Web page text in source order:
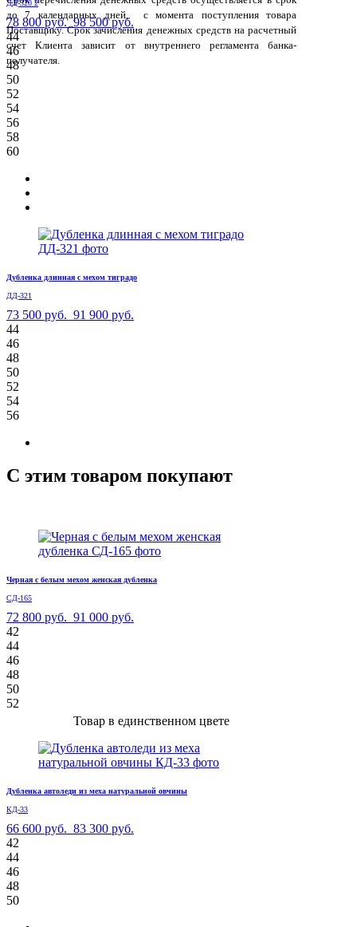
до 7 календарных дней, с момента поступления товара
Поставщику. Срок зачисления денежных средств на расчетный
счет Клиента зависит от внутреннего регламента банка-
получателя.
ДД-320 2
78 800 руб. 98 500 руб.
44
46
48
50
52
54
56
58
60
Дубленка длинная с мехом тиградо
ДД-321
73 500 руб. 91 900 руб.
44
46
48
50
52
54
56
С этим товаром покупают
Черная с белым мехом женская дубленка
СД-165
72 800 руб. 91 000 руб.
42
44
46
48
50
52
Товар в единственном цвете
Дубленка автоледи из меха натуральной овчины
КД-33
66 600 руб. 83 300 руб.
42
44
46
48
50